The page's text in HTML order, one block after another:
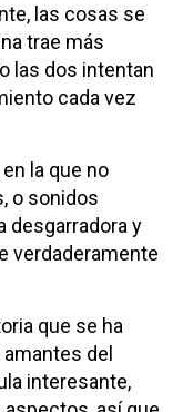
las cosas se
trae más
las dos intentan
cada vez
en la que no
o sonidos
desgarradora y
verdaderamente
que se ha
del
interesante,